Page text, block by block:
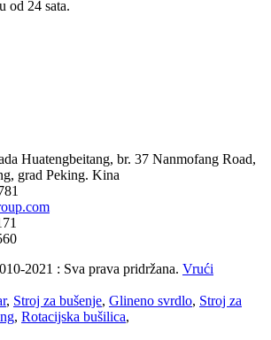
od 24 sata.
Huatengbeitang, br. 37 Nanmofang Road,
grad Peking. Kina
2021 : Sva prava pridržana. Vrući
, Stroj za bušenje, Glineno svrdlo, Stroj za
, Rotacijska bušilica,